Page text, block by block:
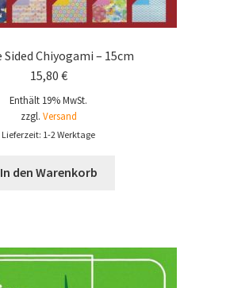
Sided Chiyogami – 15cm
15,80 €
Enthält 19% MwSt.
zzgl. Versand
Lieferzeit: 1-2 Werktage
In den Warenkorb